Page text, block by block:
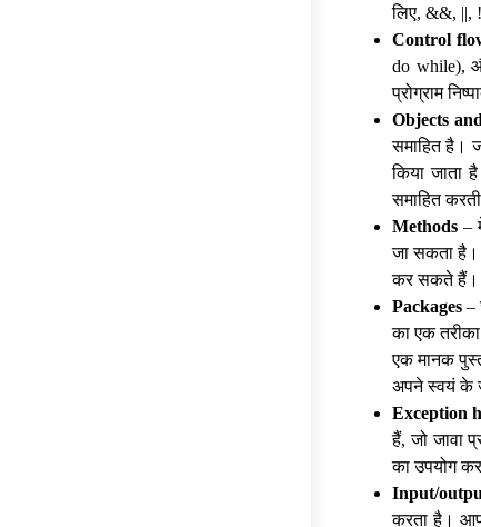
लिए, &&,
Control
do while),
प्रोग्राम
Objects
समाहित है।
किया जाता
समाहित
Methods –
जा सकता है।
कर सकते हैं।
Packages –
का एक तरीका
एक मानक
अपने स्वयं के
Exception
हैं, जो जावा
का उपयोग
Input/
करता है।